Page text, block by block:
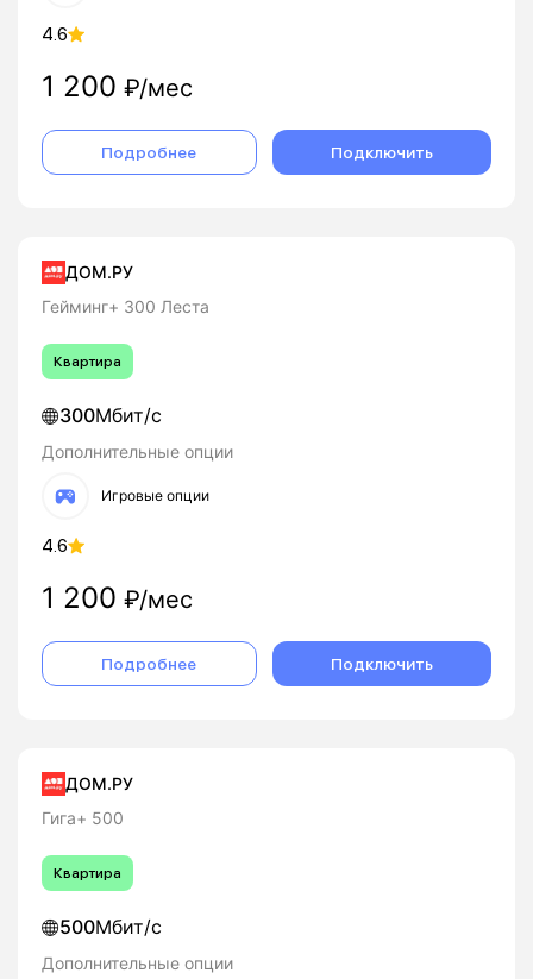
4.6
1 200 ₽/мес
Подробнее Подключить
ДОМ.РУ
Гейминг+ 300 Леста
Квартира
300Мбит/с
Дополнительные опции
Игровые опции
4.6
1 200 ₽/мес
Подробнее Подключить
ДОМ.РУ
Гига+ 500
Квартира
500Мбит/с
Дополнительные опции